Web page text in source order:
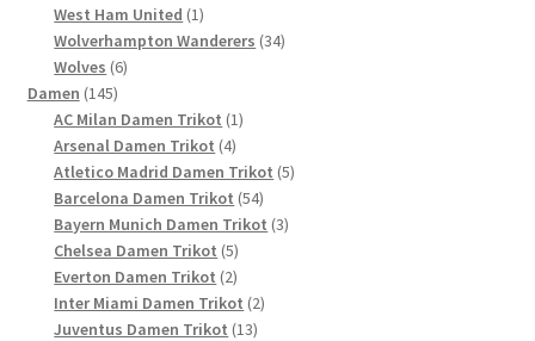
West Ham United 11
Produkt
Wolverhampton Wanderers 3434
Wolves 66
Damen 145145
Produkte
AC Milan Damen Trikot 11
Arsenal Damen Trikot 44
Produkte
Atletico Madrid Damen Trikot 55
Barcelona Damen Trikot 5454
Produkte
Bayern Munich Damen Trikot 33
Chelsea Damen Trikot 55
Produkte
Everton Damen Trikot 22
Produkte
Inter Miami Damen Trikot 22
Juventus Damen Trikot 1313